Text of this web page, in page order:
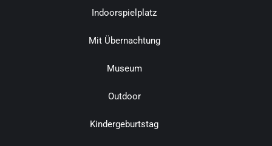
Indoorspielplatz
Mit Übernachtung
Museum
Outdoor
Kindergeburtstag